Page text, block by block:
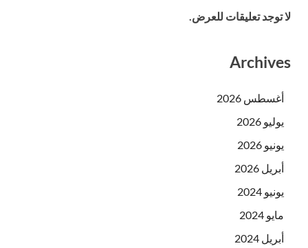
لا توجد تعليقات للعرض.
Archives
أغسطس 2026
يوليو 2026
يونيو 2026
أبريل 2026
يونيو 2024
مايو 2024
أبريل 2024